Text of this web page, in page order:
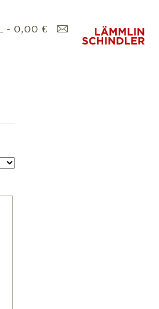
0,00 €
K